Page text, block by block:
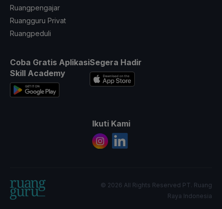
Ruangpengajar
Ruangguru Privat
Ruangpeduli
Coba Gratis Aplikasi
Skill Academy
Segera Hadir
Ikuti Kami
© 2026 All Rights Reserved PT. Ruang
Raya Indonesia